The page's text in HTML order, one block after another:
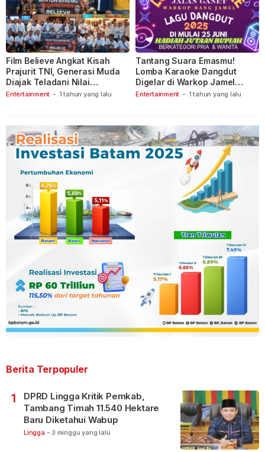
Entertainment - 1 tahun yang lalu
Film Believe Angkat Kisah
Prajurit TNI, Generasi Muda
Diajak Teladani Nilai
Keberanian
Entertainment - 1 tahun yang lalu
Tantang Suara Emasmu!
Lomba Karaoke Dangdut
Digelar di Warkop Jamel
Ganet
Berita Terpopuler
1
DPRD Lingga Kritik Pemkab,
Tambang Timah 11.540 Hektare
Baru Diketahui Wabup
Lingga - 3 minggu yang lalu